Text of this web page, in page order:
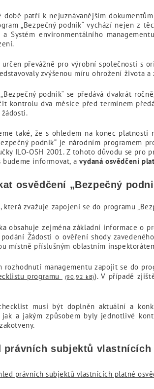
době patří k nejuznávanějším
„Bezpečný podnik“ vychází nejen z
a Systém environmentálního
určen převážně pro výrobní společnosti s
zvýšenou míru ohrožení života
podnik“ se předává dvakrát
kontrolu dva měsíce před termínem
také, že s ohledem na konec platnosti
podnik“ je národním programem
ILO-OSH 2001. Z tohoto důvodu se
budeme informovat, a vydaná osvědčení
osvědčení „Bezpečný
která zvažuje zapojení se do programu
obsahuje zejména základní informace o
Žádosti o ověření shody
místně příslušným oblastním
rozhodnutí managementu zapojit se do
programu (90,92 kB)). V případě
musí být doplněn aktuální a
jak a jakým způsobem byly jednotlivé
právních subjektů
právních subjektů vlastnících platné